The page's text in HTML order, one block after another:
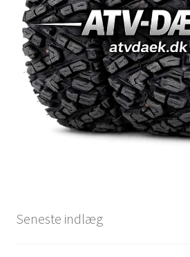
Seneste indlæg